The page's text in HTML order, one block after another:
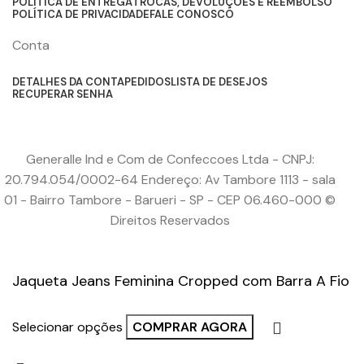
POLÍTICA DE PRIVACIDADEFALE CONOSCO
Conta
DETALHES DA CONTAPEDIDOSLISTA DE DESEJOS
RECUPERAR SENHA
Generalle Ind e Com de Confeccoes Ltda - CNPJ:
20.794.054/0002-64 Endereço: Av Tambore 1113 - sala
01 - Bairro Tambore - Barueri - SP - CEP 06.460-000 ©
Direitos Reservados
Jaqueta Jeans Feminina Cropped com Barra A Fio
Selecionar opções COMPRAR AGORA